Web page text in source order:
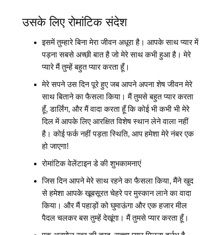
उसके लिए रोमांटिक संदेश
इसमें तुम्हारे बिना मेरा जीवन अधूरा है। आपके साथ प्यार में
पड़ना सबसे अच्छी बात है जो मेरे साथ कभी हुआ है। मेरे
प्यारे मैं तुम्हें बहुत प्यार करता हूँ।
मेरे सपने उस दिन पूरे हुए जब आपने अपना शेष जीवन मेरे
साथ बिताने का फैसला किया। मैं तुमसे बहुत प्यार करता
हूँ, डार्लिंग, और मैं वादा करता हूँ कि कोई भी कभी भी मेरे
दिल में आपके लिए आरक्षित विशेष स्थान लेने वाला नहीं
है। कोई फर्क नहीं पड़ता स्थिति, आप हमेशा मेरे नंबर एक
हो जाएगा!
रोमांटिक वेलेंटाइन डे की शुभकामनाएं
जिस दिन आपने मेरे साथ रहने का फैसला किया, मैंने खुद
से हमेशा आपके खूबसूरत चेहरे पर मुस्कान लाने का वादा
किया। और मैं पहाड़ों को घुमाऊंगा और एक हजार मील
पैदल चलकर बस तुम्हें देखूंगा। मैं तुमसे प्यार करता हूँ।